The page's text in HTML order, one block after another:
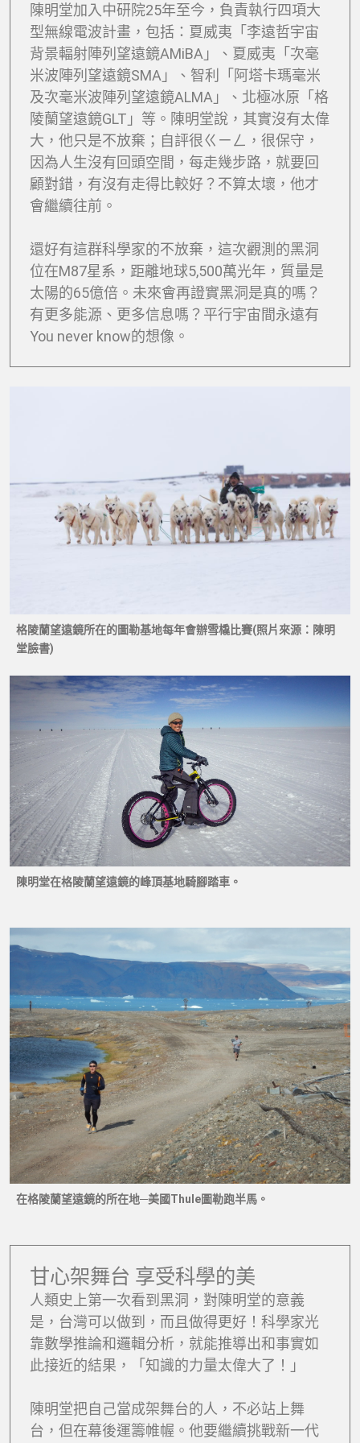
陳明堂加入中研院25年至今，負責執行四項大
型無線電波計畫，包括：夏威夷「李遠哲宇宙
背景輻射陣列望遠鏡AMiBA」、夏威夷「次毫
米波陣列望遠鏡SMA」、智利「阿塔卡瑪毫米
及次毫米波陣列望遠鏡ALMA」、北極冰原「格
陵蘭望遠鏡GLT」等。陳明堂說，其實沒有太偉
大，他只是不放棄；自評很ㄍㄧㄥ，很保守，
因為人生沒有回頭空間，每走幾步路，就要回
顧對錯，有沒有走得比較好？不算太壞，他才
會繼續往前。
還好有這群科學家的不放棄，這次觀測的黑洞
位在M87星系，距離地球5,500萬光年，質量是
太陽的65億倍。未來會再證實黑洞是真的嗎？
有更多能源、更多信息嗎？平行宇宙間永遠有
You never know的想像。
格陵蘭望遠鏡所在的圖勒基地每年會辦雪橇比賽(照片來源：陳明
堂臉書)
陳明堂在格陵蘭望遠鏡的峰頂基地騎腳踏車。
在格陵蘭望遠鏡的所在地─美國Thule圖勒跑半馬。
甘心架舞台 享受科學的美
人類史上第一次看到黑洞，對陳明堂的意義
是，台灣可以做到，而且做得更好！科學家光
靠數學推論和邏輯分析，就能推導出和事實如
此接近的結果，「知識的力量太偉大了！」
陳明堂把自己當成架舞台的人，不必站上舞
台，但在幕後運籌帷幄。他要繼續挑戰新一代